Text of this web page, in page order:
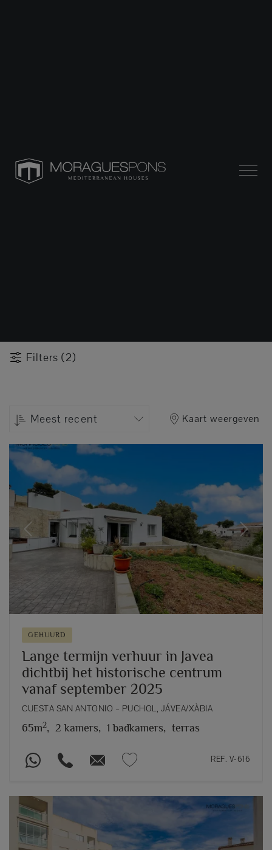
Filters (2)
Meest recent Kaart weergeven
Previous Next
GEHUURD
Lange termijn verhuur in Javea
dichtbij het historische centrum
vanaf september 2025
CUESTA SAN ANTONIO – PUCHOL, JÁVEA/XÀBIA
65m2, 2 kamers, 1 badkamers, terras
REF. V-616